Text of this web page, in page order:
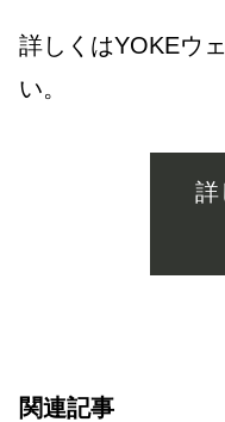
詳しくはYOKEウ
い。
詳
関連記事